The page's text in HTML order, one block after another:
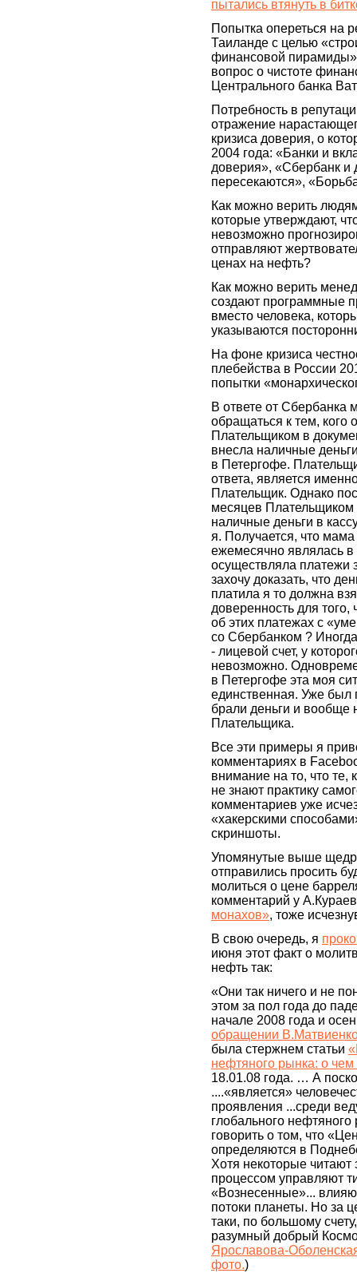
пытались втянуть в
Попытка опереться на
Таиланде с целью
финансовой пирамиды»
вопрос о чистоте
Центрального банка
Потребность в
отражение
кризиса доверия, о
2004 года: «Банки и
доверия», «Сбербанк и
пересекаются»,
Как можно верить
которые утверждают,
невозможно
отправляют
ценах на нефть?
Как можно верить
создают программные
вместо человека,
указываются
На фоне кризиса
плебейства в России
попытки
В ответе от Сбербанка
обращаться к тем, кого
Плательщиком в
внесла наличные
в Петергофе.
ответа, является именно
Плательщик. Однако
месяцев Плательщиком
наличные деньги в
я. Получается, что
ежемесячно являлась
осуществляла
захочу доказать, что
платила я то должна
доверенность для того,
об этих платежах с
со Сбербанком ?
- лицевой счет, у
невозможно.
в Петергофе эта моя
единственная. Уже был
брали деньги и вообще
Плательщика.
Все эти примеры я
комментариях в
внимание на то, что те,
не знают практику
комментариев уже
«хакерскими
скриншоты.
Упомянутые выше
отправились просить
молиться о цене
комментарий у
монахов», тоже
В свою очередь, я
июня этот факт о
нефть так:
«Они так ничего и не
этом за пол года до
начале 2008 года и
обращении
была стержнем статьи
нефтяного рынка: о
18.01.08 года. … А
....«является»
проявления ...среди
глобального
говорить о том, что
определяются в
Хотя некоторые читают
процессом управляют
«Вознесенные»...
потоки планеты. Но за
таки, по большому
разумный добрый
Ярославова-
фото.)